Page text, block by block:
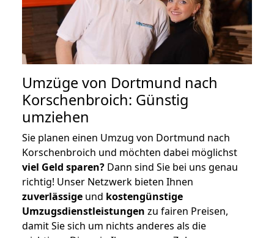
Umzüge von Dortmund nach
Korschenbroich: Günstig
umziehen
Sie planen einen Umzug von Dortmund nach
Korschenbroich und möchten dabei möglichst
viel Geld sparen? Dann sind Sie bei uns genau
richtig! Unser Netzwerk bieten Ihnen
zuverlässige und kostengünstige
Umzugsdienstleistungen zu fairen Preisen,
damit Sie sich um nichts anderes als die